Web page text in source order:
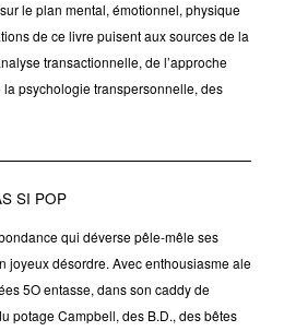
le plan mental, émotionnel, physique
de ce livre puisent aux sources de la
transactionnelle, de l’approche
psychologie transpersonnelle, des
SI POP
qui déverse pêle-mêle ses
joyeux désordre. Avec enthousiasme ale
5O entasse, dans son caddy de
potage Campbell, des B.D., des bêtes